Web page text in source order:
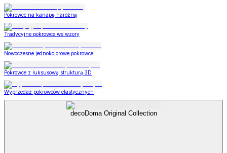
Pokrowce na kanapę narożną
Tradycyjne pokrowce we wzory
Nowoczesne jednokolorowe pokrowce
Pokrowce z luksusową strukturą 3D
Wyprzedaż pokrowców elastycznych
decoDoma Original Collection